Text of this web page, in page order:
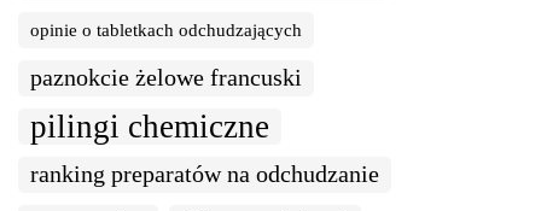
opinie o tabletkach odchudzających
paznokcie żelowe francuski
pilingi chemiczne
ranking preparatów na odchudzanie